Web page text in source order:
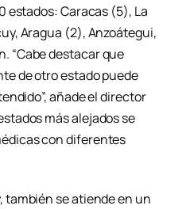
estados: Caracas (5), La
Aragua (2), Anzoátegui,
“Cabe destacar que
de otro estado puede
añade el director
más alejados se
con diferentes
también se atiende en un